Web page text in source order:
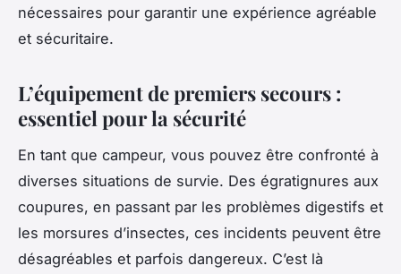
nécessaires pour garantir une expérience agréable
et sécuritaire.
L’équipement de premiers secours :
essentiel pour la sécurité
En tant que campeur, vous pouvez être confronté à
diverses situations de survie. Des égratignures aux
coupures, en passant par les problèmes digestifs et
les morsures d’insectes, ces incidents peuvent être
désagréables et parfois dangereux. C’est là